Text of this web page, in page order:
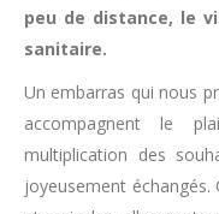
peu de distance, le
sanitaire.
Un embarras qui nous
accompagnent le
multiplication des
joyeusement échangés.